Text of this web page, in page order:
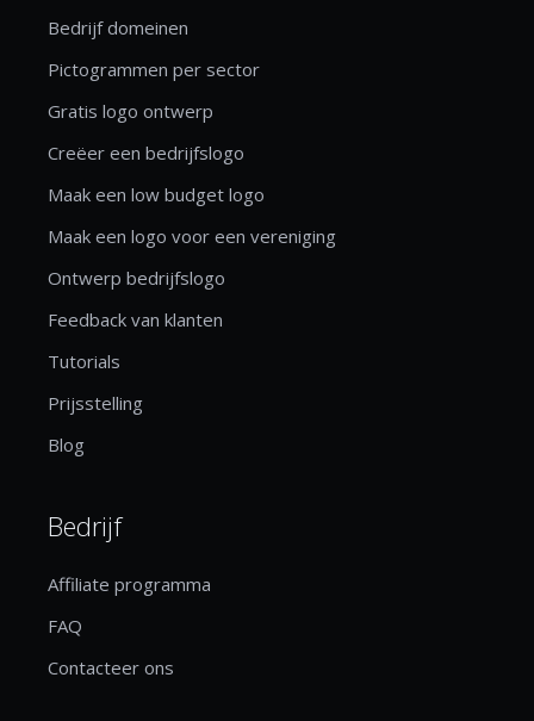
Bedrijf domeinen
Pictogrammen per sector
Gratis logo ontwerp
Creëer een bedrijfslogo
Maak een low budget logo
Maak een logo voor een vereniging
Ontwerp bedrijfslogo
Feedback van klanten
Tutorials
Prijsstelling
Blog
Bedrijf
Affiliate programma
FAQ
Contacteer ons